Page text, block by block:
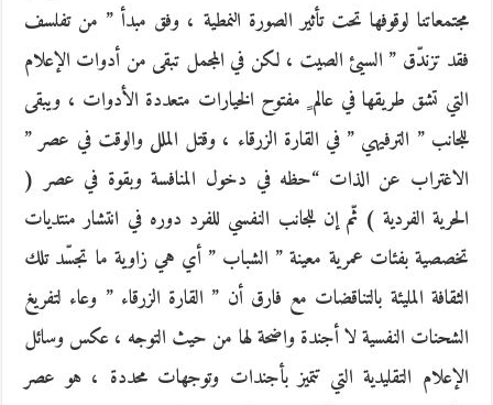
مجتمعاتنا لوقوفها تحت تأثير الصورة النمطية ، وفق مبدأ ” من تفلسف
فقد تزندّق ” السيئ الصيت ، لكن في المجمل تبقى من أدوات الإعلام
التي تشق طريقها في عالم ٍ مفتوح الخيارات متعددة الأدوات ، ويبقى
للجانب ” الترفيهي ” في القارة الزرقاء ، وقتل الملل والوقت في عصر ”
الاغتراب عن الذات “حظه في دخول المنافسة وبقوة في عصر (
الحرية الفردية ) ثّم إن للجانب النفسي للفرد دوره في انتشار منتديات
تخصصية بفئات عمرية معينة ” الشباب ” أي هي زاوية ما تجسّد تلك
الثقافة المليئة بالتناقضات مع فارق أن ” القارة الزرقاء ” وعاء لتفريغ
الشحنات النفسية لا أجندة واضحة لها من حيث التوجه ، عكس وسائل
الإعلام التقليدية التي تتميز بأجندات وتوجهات محددة ، هو عصر